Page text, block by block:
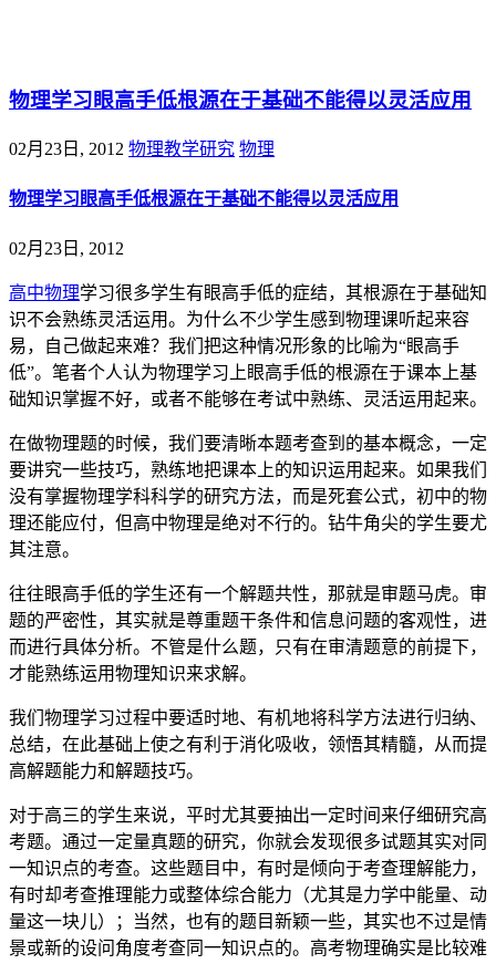
物理学习眼高手低根源在于基础不能得以灵活应用
02月23日, 2012 物理教学研究 物理
物理学习眼高手低根源在于基础不能得以灵活应用
02月23日, 2012
高中物理学习很多学生有眼高手低的症结，其根源在于基础知
识不会熟练灵活运用。为什么不少学生感到物理课听起来容
易，自己做起来难？我们把这种情况形象的比喻为“眼高手
低”。笔者个人认为物理学习上眼高手低的根源在于课本上基
础知识掌握不好，或者不能够在考试中熟练、灵活运用起来。
在做物理题的时候，我们要清晰本题考查到的基本概念，一定
要讲究一些技巧，熟练地把课本上的知识运用起来。如果我们
没有掌握物理学科科学的研究方法，而是死套公式，初中的物
理还能应付，但高中物理是绝对不行的。钻牛角尖的学生要尤
其注意。
往往眼高手低的学生还有一个解题共性，那就是审题马虎。审
题的严密性，其实就是尊重题干条件和信息问题的客观性，进
而进行具体分析。不管是什么题，只有在审清题意的前提下，
才能熟练运用物理知识来求解。
我们物理学习过程中要适时地、有机地将科学方法进行归纳、
总结，在此基础上使之有利于消化吸收，领悟其精髓，从而提
高解题能力和解题技巧。
对于高三的学生来说，平时尤其要抽出一定时间来仔细研究高
考题。通过一定量真题的研究，你就会发现很多试题其实对同
一知识点的考查。这些题目中，有时是倾向于考查理解能力，
有时却考查推理能力或整体综合能力（尤其是力学中能量、动
量这一块儿）；当然，也有的题目新颖一些，其实也不过是情
景或新的设问角度考查同一知识点的。高考物理确实是比较难